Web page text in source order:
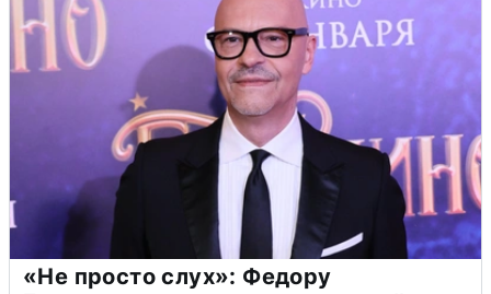
«Не просто слух»: Федору